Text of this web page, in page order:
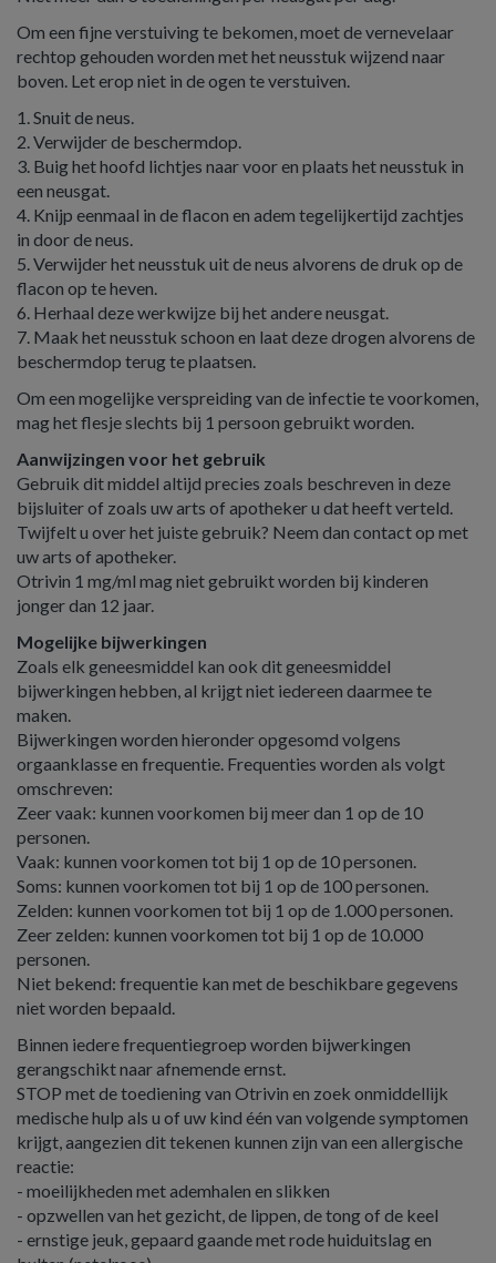
Om een fijne verstuiving te bekomen, moet de vernevelaar
rechtop gehouden worden met het neusstuk wijzend naar
boven. Let erop niet in de ogen te verstuiven.
1. Snuit de neus.
2. Verwijder de beschermdop.
3. Buig het hoofd lichtjes naar voor en plaats het neusstuk in
een neusgat.
4. Knijp eenmaal in de flacon en adem tegelijkertijd zachtjes
in door de neus.
5. Verwijder het neusstuk uit de neus alvorens de druk op de
flacon op te heven.
6. Herhaal deze werkwijze bij het andere neusgat.
7. Maak het neusstuk schoon en laat deze drogen alvorens de
beschermdop terug te plaatsen.
Om een mogelijke verspreiding van de infectie te voorkomen,
mag het flesje slechts bij 1 persoon gebruikt worden.
Aanwijzingen voor het gebruik
Gebruik dit middel altijd precies zoals beschreven in deze
bijsluiter of zoals uw arts of apotheker u dat heeft verteld.
Twijfelt u over het juiste gebruik? Neem dan contact op met
uw arts of apotheker.
Otrivin 1 mg/ml mag niet gebruikt worden bij kinderen
jonger dan 12 jaar.
Mogelijke bijwerkingen
Zoals elk geneesmiddel kan ook dit geneesmiddel
bijwerkingen hebben, al krijgt niet iedereen daarmee te
maken.
Bijwerkingen worden hieronder opgesomd volgens
orgaanklasse en frequentie. Frequenties worden als volgt
omschreven:
Zeer vaak: kunnen voorkomen bij meer dan 1 op de 10
personen.
Vaak: kunnen voorkomen tot bij 1 op de 10 personen.
Soms: kunnen voorkomen tot bij 1 op de 100 personen.
Zelden: kunnen voorkomen tot bij 1 op de 1.000 personen.
Zeer zelden: kunnen voorkomen tot bij 1 op de 10.000
personen.
Niet bekend: frequentie kan met de beschikbare gegevens
niet worden bepaald.
Binnen iedere frequentiegroep worden bijwerkingen
gerangschikt naar afnemende ernst.
STOP met de toediening van Otrivin en zoek onmiddellijk
medische hulp als u of uw kind één van volgende symptomen
krijgt, aangezien dit tekenen kunnen zijn van een allergische
reactie:
- moeilijkheden met ademhalen en slikken
- opzwellen van het gezicht, de lippen, de tong of de keel
- ernstige jeuk, gepaard gaande met rode huiduitslag en